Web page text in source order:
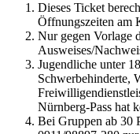
Dieses Ticket
Öffnungszeiten am
Nur gegen Vorlage
Ausweises/
Jugendliche unter
Schwerbehinderte,
Nürnberg-Pass hat
Bei Gruppen ab 30